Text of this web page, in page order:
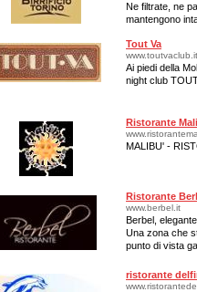
Ne filtrate, ne
mantengono
Tout Va
www.toutvaclub.it
Ai piedi della
night club
Ristorante
MALIBU' -
Ristorante
www.berbel.it
Berbel,
Una zona che
punto di vista
ristorante